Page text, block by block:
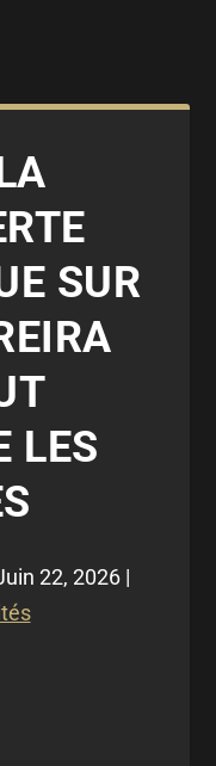
SUR
LES
22, 2026 |